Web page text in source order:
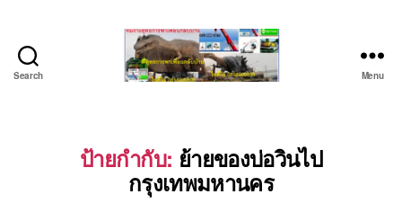
Search
เครื่องจักร
ระยอง
ชลบุรี
Menu
ป้ายกำกับ: ย้ายของบ่อวินไป
กรุงเทพมหานคร